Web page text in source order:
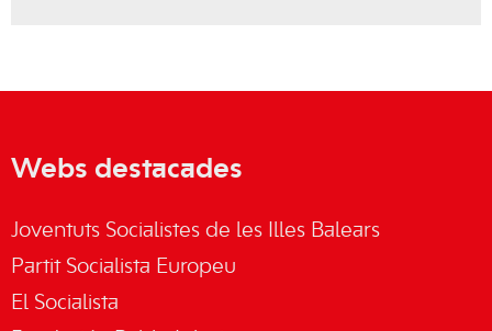
Webs destacades
Joventuts Socialistes de les Illes Balears
Partit Socialista Europeu
El Socialista